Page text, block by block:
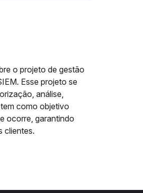
o projeto de gestão
Esse projeto se
análise,
como objetivo
ocorre, garantindo
clientes.